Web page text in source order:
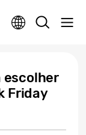
escolher
Friday